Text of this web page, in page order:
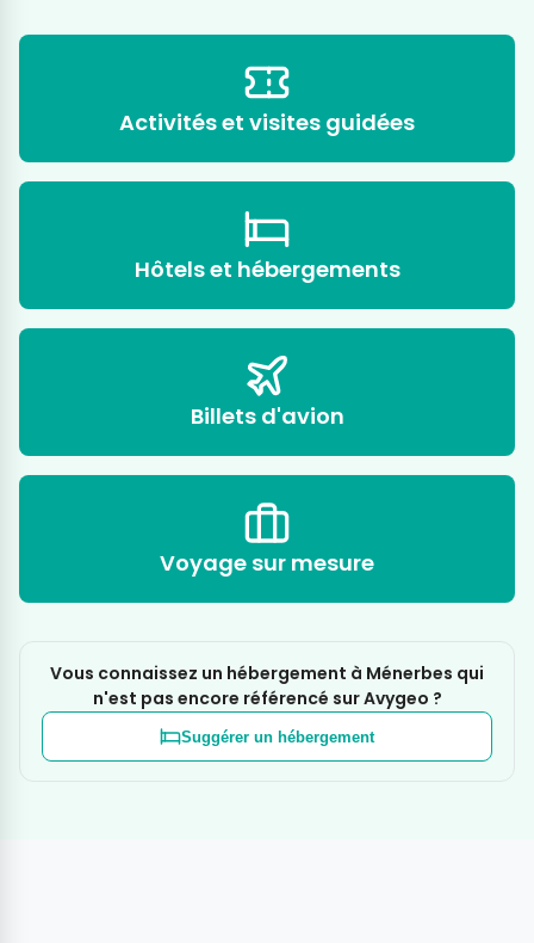
Activités et visites guidées
Hôtels et hébergements
Billets d'avion
Voyage sur mesure
Vous connaissez un hébergement à Ménerbes qui
n'est pas encore référencé sur Avygeo ?
Suggérer un hébergement